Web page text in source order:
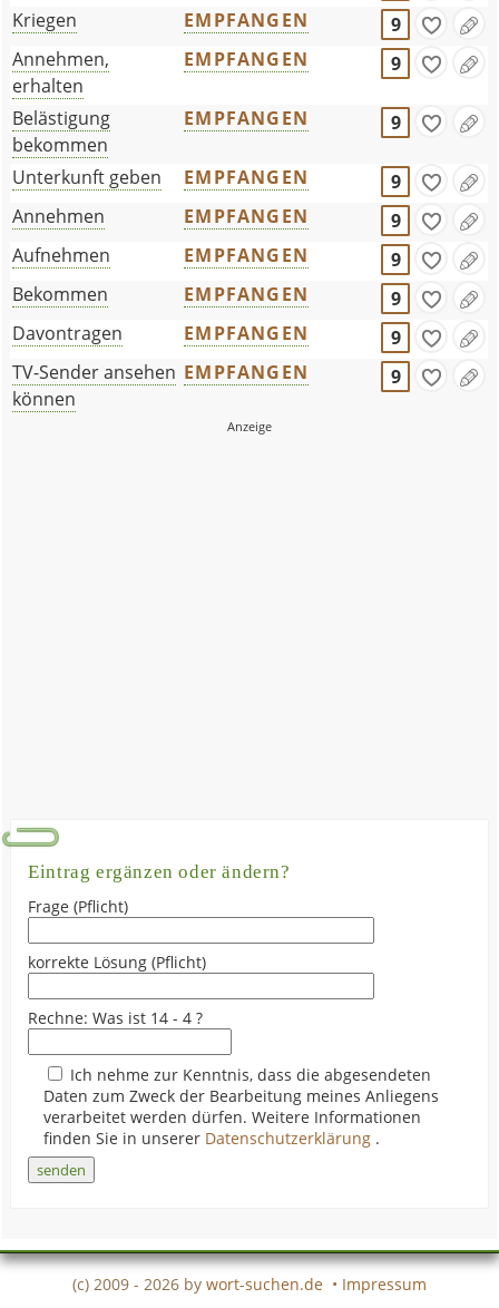
Kriegen
EMPFANGEN
9
Annehmen,
erhalten
EMPFANGEN 9
Belästigung
bekommen
EMPFANGEN 9
Unterkunft geben EMPFANGEN
9
Annehmen
EMPFANGEN
9
Aufnehmen
EMPFANGEN
9
Bekommen
EMPFANGEN
9
Davontragen
EMPFANGEN
9
TV-Sender ansehen
können
EMPFANGEN 9
Eintrag ergänzen oder ändern?
Frage (Pflicht)
korrekte Lösung (Pflicht)
Rechne: Was ist 14 - 4 ?
Ich nehme zur Kenntnis, dass die abgesendeten
Daten zum Zweck der Bearbeitung meines Anliegens
verarbeitet werden dürfen. Weitere Informationen
finden Sie in unserer Datenschutzerklärung .
(c) 2009 - 2026 by wort-suchen.de • Impressum